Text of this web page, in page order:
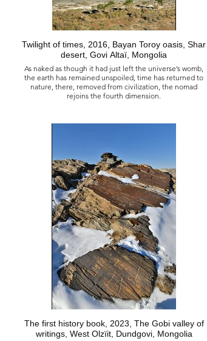
Twilight of times, 2016, Bayan Toroy oasis, Shar
desert, Govi Altaï, Mongolia
As naked as though it had just left the universe’s womb,
the earth has remained unspoiled, time has returned to
nature, there, removed from civilization, the nomad
rejoins the fourth dimension.
Crépuscule des temps, 2016
Où nue comme en sortant du ventre de l’univers, la terre
est restée vierge, le temps s’est mis au vert,
C’est là que détaché des civilisations, le nomade rejoint
la quatrième dimension.
時代的黃昏, 2016
蒙古 戈壁阿爾泰 沙爾沙漠 巴彥托羅伊綠洲
地球赤裸無遮，彷彿剛離開宇宙的子宮一般，保持著原始
的純潔，時間回歸自然，在那裡，遠離文明的地方，遊牧
者重返第四維度
The first history book, 2023, The Gobi valley of
writings, West Olzïit, Dundgovi, Mongolia